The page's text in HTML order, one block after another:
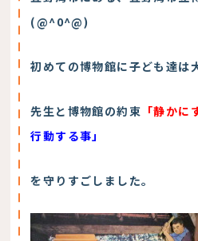
(@^0^@)
初めての博物館に子ども達は
先生と博物館の約束 「静かに
行動する事」
を守りすごしました。